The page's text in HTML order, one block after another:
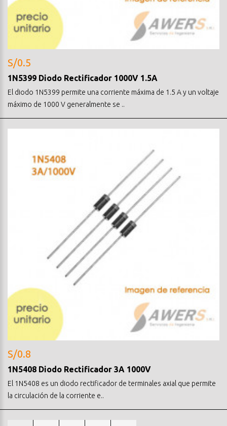
S/0.5
1N5399 Diodo Rectificador 1000V 1.5A
El diodo 1N5399 permite una corriente máxima de 1.5 A y un voltaje
máximo de 1000 V generalmente se ..
S/0.8
1N5408 Diodo Rectificador 3A 1000V
El 1N5408 es un diodo rectificador de terminales axial que permite
la circulación de la corriente e..